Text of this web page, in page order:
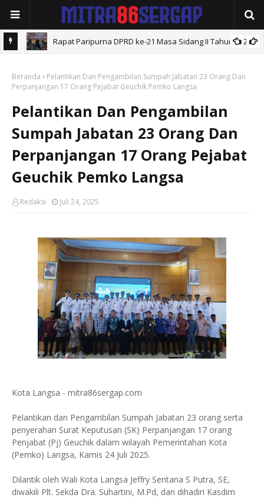
Rapat Paripurna DPRD ke-21 Masa Sidang II Tahun 2026 .
Beranda
Pelantikan Dan Pengambilan Sumpah Jabatan 23 Orang Dan
Perpanjangan 17 Orang Pejabat Geuchik Pemko Langsa
Pelantikan Dan Pengambilan
Sumpah Jabatan 23 Orang Dan
Perpanjangan 17 Orang Pejabat
Geuchik Pemko Langsa
Redaksi Juli 24, 2025
Kota Langsa - mitra86sergap.com
Pelantikan dan Pengambilan Sumpah Jabatan 23 orang serta
penyerahan Surat Keputusan (SK) Perpanjangan 17 orang
Penjabat (Pj) Geuchik dalam wilayah Pemerintahan Kota
(Pemko) Langsa, Kamis 24 Juli 2025.
Dilantik oleh Wali Kota Langsa Jeffry Sentana S Putra, SE,
diwakili Plt. Sekda Dra. Suhartini, M.Pd, dan dihadiri Kasdim